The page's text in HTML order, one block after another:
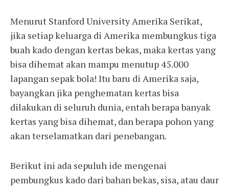
Menurut Stanford University Amerika Serikat,
jika setiap keluarga di Amerika membungkus tiga
buah kado dengan kertas bekas, maka kertas yang
bisa dihemat akan mampu menutup 45.000
lapangan sepak bola! Itu baru di Amerika saja,
bayangkan jika penghematan kertas bisa
dilakukan di seluruh dunia, entah berapa banyak
kertas yang bisa dihemat, dan berapa pohon yang
akan terselamatkan dari penebangan.
Berikut ini ada sepuluh ide mengenai
pembungkus kado dari bahan bekas, sisa, atau daur